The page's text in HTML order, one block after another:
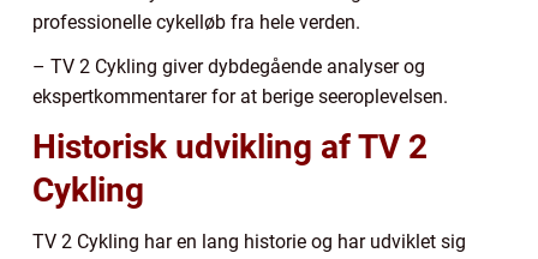
professionelle cykelløb fra hele verden.
– TV 2 Cykling giver dybdegående analyser og
ekspertkommentarer for at berige seeroplevelsen.
Historisk udvikling af TV 2
Cykling
TV 2 Cykling har en lang historie og har udviklet sig